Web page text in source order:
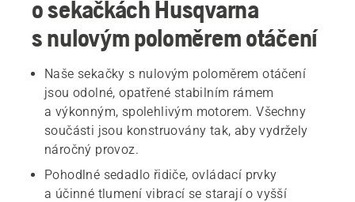
o sekačkách Husqvarna
s nulovým poloměrem otáčení
Naše sekačky s nulovým poloměrem otáčení
jsou odolné, opatřené stabilním rámem
a výkonným, spolehlivým motorem. Všechny
součásti jsou konstruovány tak, aby vydržely
náročný provoz.
Pohodlné sedadlo řidiče, ovládací prvky
a účinné tlumení vibrací se starají o vyšší